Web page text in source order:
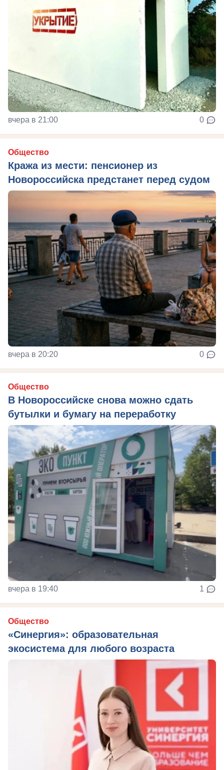
вчера в 21:00 0
Общество
Кража из мести: пенсионер из
Новороссийска предстанет перед судом
вчера в 20:20 0
Общество
В Новороссийске снова можно сдать
бутылки и бумагу на переработку
вчера в 19:40 1
Общество
«Синергия»: образовательная
экосистема для любого возраста